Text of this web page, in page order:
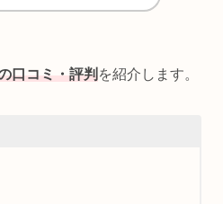
口コミ・評判 を紹介します。